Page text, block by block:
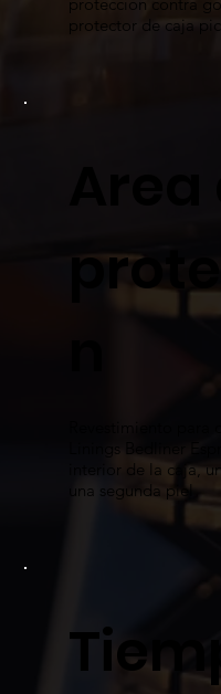
protector de caja
Linings Bedliner
interior de la caja,
una segunda piel